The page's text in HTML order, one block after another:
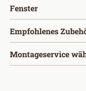
Fensterauswählen
Empfohlenes
Montageservice